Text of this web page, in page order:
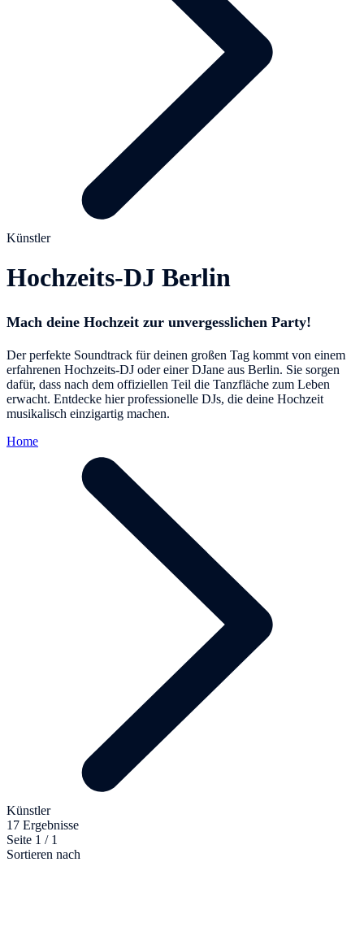
Künstler
Hochzeits-DJ Berlin
Mach deine Hochzeit zur unvergesslichen Party!
Der perfekte Soundtrack für deinen großen Tag kommt von einem
erfahrenen Hochzeits-DJ oder einer DJane aus Berlin. Sie sorgen
dafür, dass nach dem offiziellen Teil die Tanzfläche zum Leben
erwacht. Entdecke hier professionelle DJs, die deine Hochzeit
musikalisch einzigartig machen.
Home
Künstler
17 Ergebnisse
Seite 1 / 1
Sortieren nach